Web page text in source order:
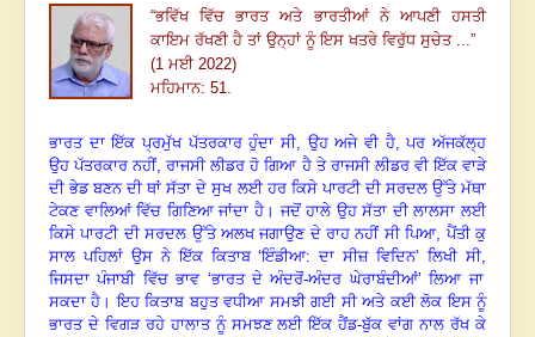
ਸੰਪਰਕ
We have 241 guests and no members online
2807756
ਇਸ ਹਫਤੇ
“ਭਵਿੱਖ ਵਿੱਚ ਭਾਰਤ ਅਤੇ ਭਾਰਤੀਆਂ ਨੇ ਆਪਣੀ ਹਸਤੀ
ਕਾਇਮ ਰੱਖਣੀ ਹੈ ਤਾਂ ਉਨ੍ਹਾਂ ਨੂੰ ਇਸ ਖਤਰੇ ਵਿਰੁੱਧ ਸੁਚੇਤ ...”
(1 ਮਈ 2022)
ਮਹਿਮਾਨ: 51.
ਭਾਰਤ ਦਾ ਇੱਕ ਪ੍ਰਮੁੱਖ ਪੱਤਰਕਾਰ ਹੁੰਦਾ ਸੀ, ਉਹ ਅਜੇ ਵੀ ਹੈ,ਪਰ ਅੱਜਕੱਲ੍ਹ
ਉਹ ਪੱਤਰਕਾਰ ਨਹੀਂ,ਰਾਜਸੀ ਲੀਡਰ ਹੋ ਗਿਆ ਹੈ ਤੇ ਰਾਜਸੀ ਲੀਡਰ ਵੀ ਇੱਕ ਵਾੜੇ
ਦੀ ਭੇਡ ਬਣਨ ਦੀ ਥਾਂ ਸੱਤਾ ਦੇ ਸੁਖ ਲਈ ਹਰ ਕਿਸੇ ਪਾਰਟੀ ਦੀ ਸਰਦਲ ਉੱਤੇ ਮੱਥਾ
ਟੇਕਣ ਵਾਲਿਆਂ ਵਿੱਚ ਗਿਣਿਆ ਜਾਂਦਾ ਹੈ। ਜਦੋਂ ਹਾਲੇ ਉਹ ਸੱਤਾ ਦੀ ਲਾਲਸਾ ਲਈ
ਕਿਸੇ ਪਾਰਟੀ ਦੀ ਸਰਦਲ ਉੱਤੇ ਅਲਖ ਜਗਾਉਣ ਦੇ ਰਾਹ ਨਹੀਂ ਸੀ ਪਿਆ, ਪੈਂਤੀ ਕੁ
ਸਾਲ ਪਹਿਲਾਂ ਉਸ ਨੇ ਇੱਕ ਕਿਤਾਬ ‘ਇੰਡੀਆ: ਦਾ ਸੀਜ਼ ਵਿਦਿਨ’ ਲਿਖੀ ਸੀ,
ਜਿਸਦਾ ਪੰਜਾਬੀ ਵਿੱਚ ਭਾਵ ‘ਭਾਰਤ ਦੇ ਅੰਦਰੋਂ-ਅੰਦਰ ਘੇਰਾਬੰਦੀਆਂ’ ਲਿਆ ਜਾ
ਸਕਦਾ ਹੈ ।ਇਹ ਕਿਤਾਬ ਬਹੁਤ ਵਧੀਆ ਸਮਝੀ ਗਈ ਸੀ ਅਤੇ ਕਈ ਲੋਕ ਇਸ ਨੂੰ
ਭਾਰਤ ਦੇ ਵਿਗੜ ਰਹੇ ਹਾਲਾਤ ਨੂੰ ਸਮਝਣ ਲਈ ਇੱਕ ਹੈਂਡ-ਬੁੱਕ ਵਾਂਗ ਨਾਲ ਰੱਖ ਕੇ